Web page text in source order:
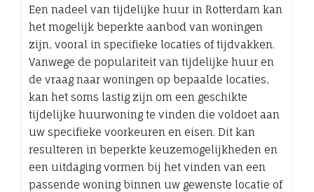
Een nadeel van tijdelijke huur in Rotterdam kan
het mogelijk beperkte aanbod van woningen
zijn, vooral in specifieke locaties of tijdvakken.
Vanwege de populariteit van tijdelijke huur en
de vraag naar woningen op bepaalde locaties,
kan het soms lastig zijn om een geschikte
tijdelijke huurwoning te vinden die voldoet aan
uw specifieke voorkeuren en eisen. Dit kan
resulteren in beperkte keuzemogelijkheden en
een uitdaging vormen bij het vinden van een
passende woning binnen uw gewenste locatie of